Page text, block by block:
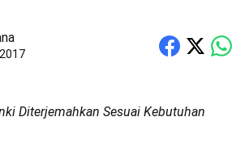
Diterjemahkan Sesuai Kebutuhan